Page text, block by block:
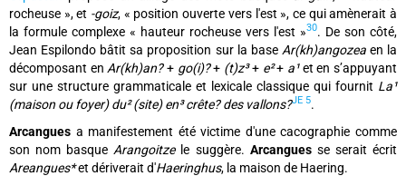
rocheuse », et -goiz, « position ouverte vers l'est », ce qui amènerait à
la formule complexe « hauteur rocheuse vers l'est »30. De son côté,
Jean Espilondo bâtit sa proposition sur la base Ar(kh)angozeaen la
décomposant en Ar(kh)an?+ go(i)?+ (t)z³+ e²+ a¹et en s’appuyant
sur une structure grammaticale et lexicale classique qui fournit La¹
(maison ou foyer) du² (site) en³ crête? des vallons?JE 5.
Arcangues a manifestement été victime d'une cacographie comme
son nom basque Arangoitzele suggère. Arcanguesse serait écrit
Areangues*et dériverait d'Haeringhus, la maison de Haering.